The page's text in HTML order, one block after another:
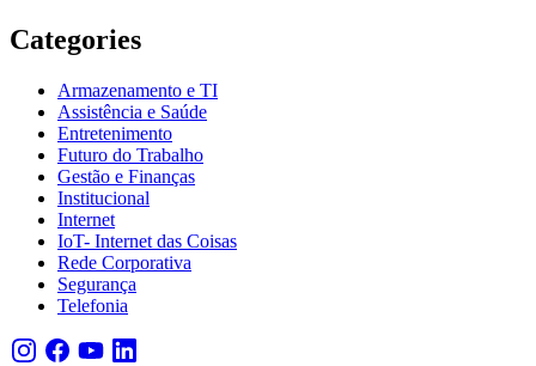
Categories
Armazenamento e TI
Assistência e Saúde
Entretenimento
Futuro do Trabalho
Gestão e Finanças
Institucional
Internet
IoT- Internet das Coisas
Rede Corporativa
Segurança
Telefonia